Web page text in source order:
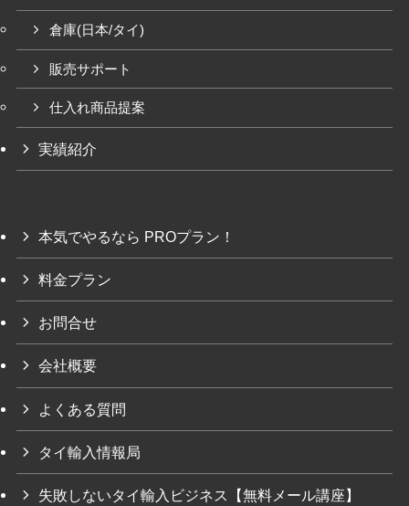
倉庫(日本/タイ)
販売サポート
仕入れ商品提案
実績紹介
本気でやるなら PROプラン！
料金プラン
お問合せ
会社概要
よくある質問
タイ輸入情報局
失敗しないタイ輸入ビジネス【無料メール講座】